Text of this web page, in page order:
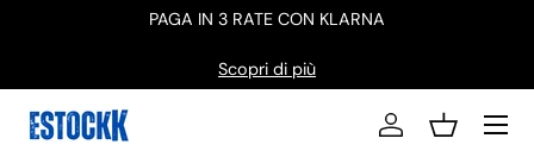
PAGA IN 3 RATE CON KLARNA
Scopri di più
AccediCestino
Menu